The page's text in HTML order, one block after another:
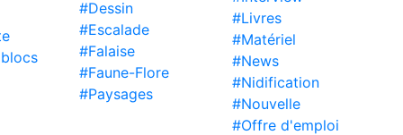
#Dessin
#Escalade
#Falaise
#Faune-Flore
#Paysages
#Livres
#Matériel
#News
#Nidification
#Nouvelle
#Offre d'emploi